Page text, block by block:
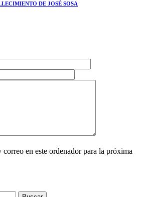
DE JOSÉ SOSA
en este ordenador para la próxima